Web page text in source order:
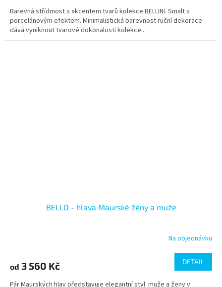
Barevná střídmost s akcentem tvarů kolekce BELLINI. Smalt s
porcelánovým efektem. Minimalistická barevnost ruční dekorace
dává vyniknout tvarové dokonalosti kolekce...
BELLO - hlava Maurské ženy a muže
Na objednávku
od 3 560 Kč DETAIL
Pár Maurských hlav představuje elegantní styl muže a ženy v